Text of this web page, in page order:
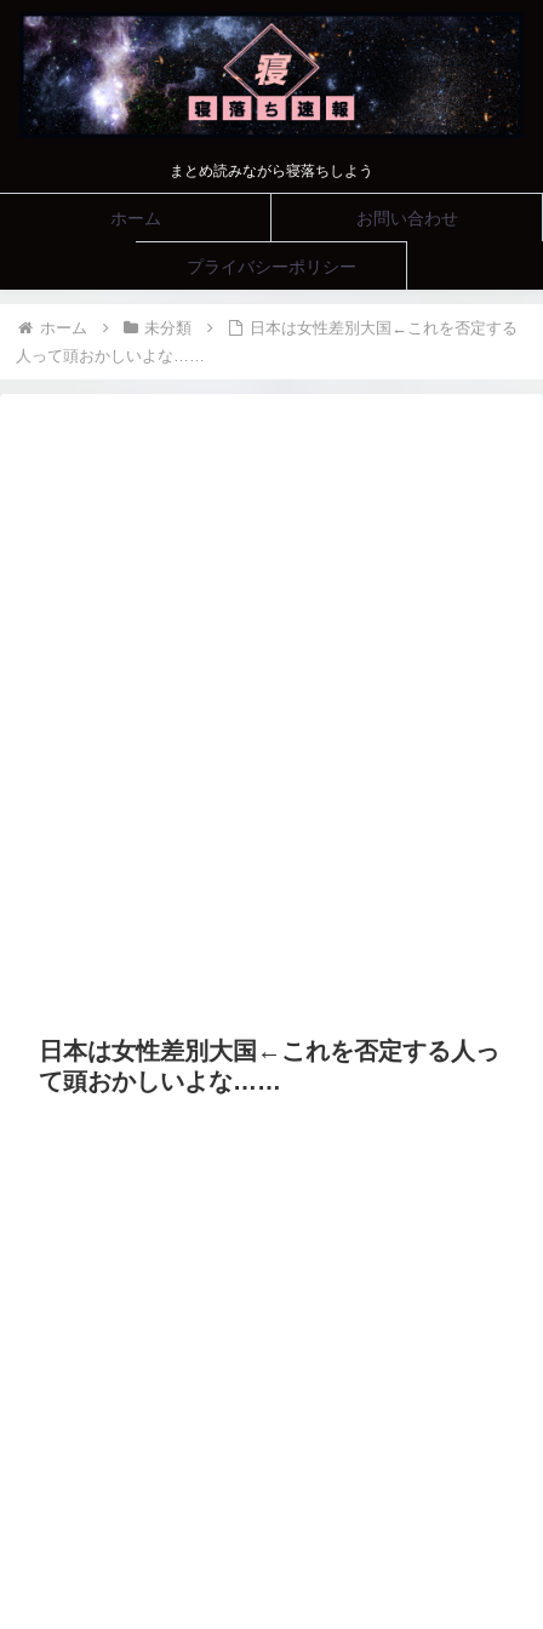
まとめ読みながら寝落ちしよう
ホーム お問い合わせ
プライバシーポリシー
ホーム 未分類
日本は女性差別大国←これを否定する
人って頭おかしいよな……
日本は女性差別大国←これを否定する人っ
て頭おかしいよな……